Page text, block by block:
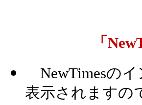
「
NewTimesの
表示されますの